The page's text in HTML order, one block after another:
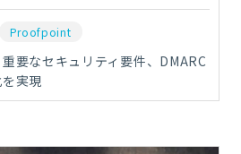
Proofpoint
要なセキュリティ要件、DMARC
実現